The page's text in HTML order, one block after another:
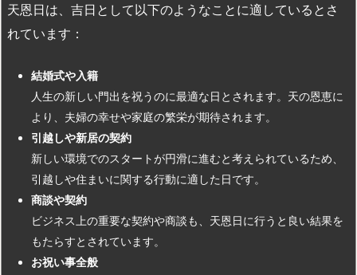
天恩日は、吉日として以下のようなことに適しているとさ
れています：
結婚式や入籍
人生の新しい門出を祝うのに最適な日とされます。天の恩恵に
より、夫婦の幸せや家庭の繁栄が期待されます。
引越しや新居の契約
新しい環境でのスタートが円滑に進むと考えられているため、
引越しや住まいに関する行動に適した日です。
商談や契約
ビジネス上の重要な契約や商談も、天恩日に行うと良い結果を
もたらすとされています。
お祝い事全般